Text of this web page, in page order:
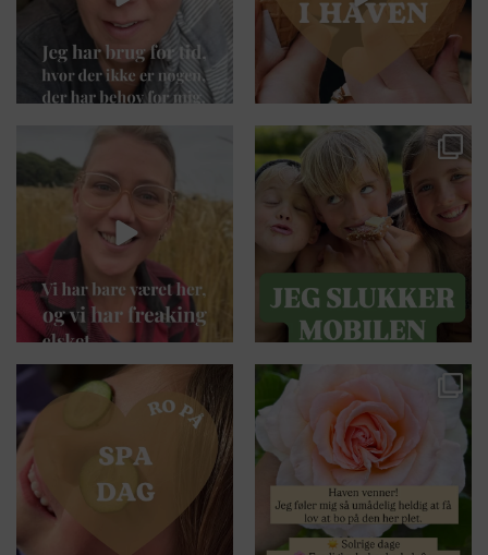
karens_univers
Vi har ikke flyttet os en meter, for
her er alt,...
Jul 27
karens_univers
👋🏼👋🏼 Jeg gider ikke mere 💗💗
Jeg er
Jul 8
karens_univers
Regnvejr og sommerferie - Her får
du en skøn idé
Jul 6
🌸 JUNI 🌸
Du gav så meget - afklaring, en
Jul 2